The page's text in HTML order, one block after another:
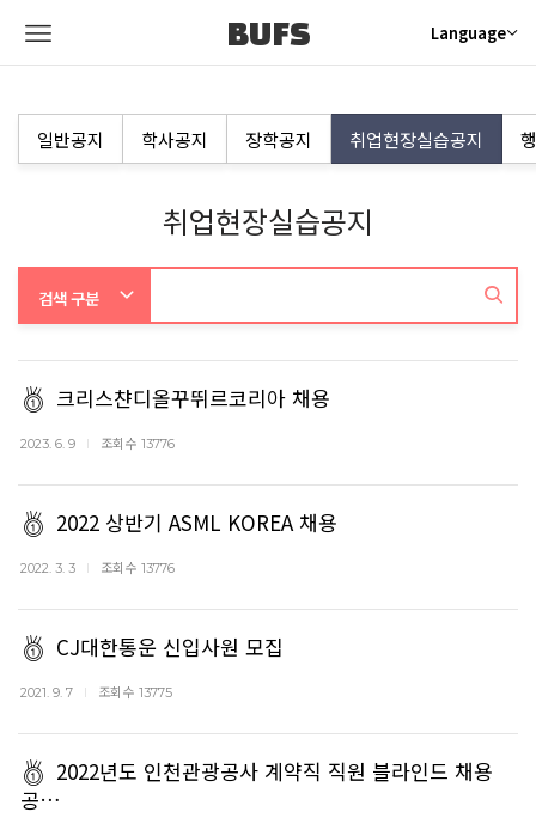
BUFS Language
일반공지 학사공지 장학공지 취업현장실습공지
취업현장실습공지
크리스챤디올꾸뛰르코리아 채용
2023. 6. 9 조회수 13776
2022 상반기 ASML KOREA 채용
2022. 3. 3 조회수 13776
CJ대한통운 신입사원 모집
2021. 9. 7 조회수 13775
2022년도 인천관광공사 계약직 직원 블라인드 채용
공…